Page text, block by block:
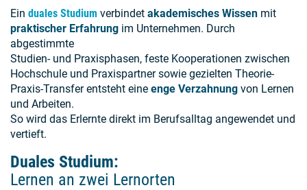
Ein duales Studium verbindet akademisches Wissen mit
praktischer Erfahrung im Unternehmen. Durch
abgestimmte
Studien- und Praxisphasen, feste Kooperationen zwischen
Hochschule und Praxispartner sowie gezielten Theorie-
Praxis-Transfer entsteht eine enge Verzahnung von Lernen
und Arbeiten.
So wird das Erlernte direkt im Berufsalltag angewendet und
vertieft.
Duales Studium:
Lernen an zwei Lernorten